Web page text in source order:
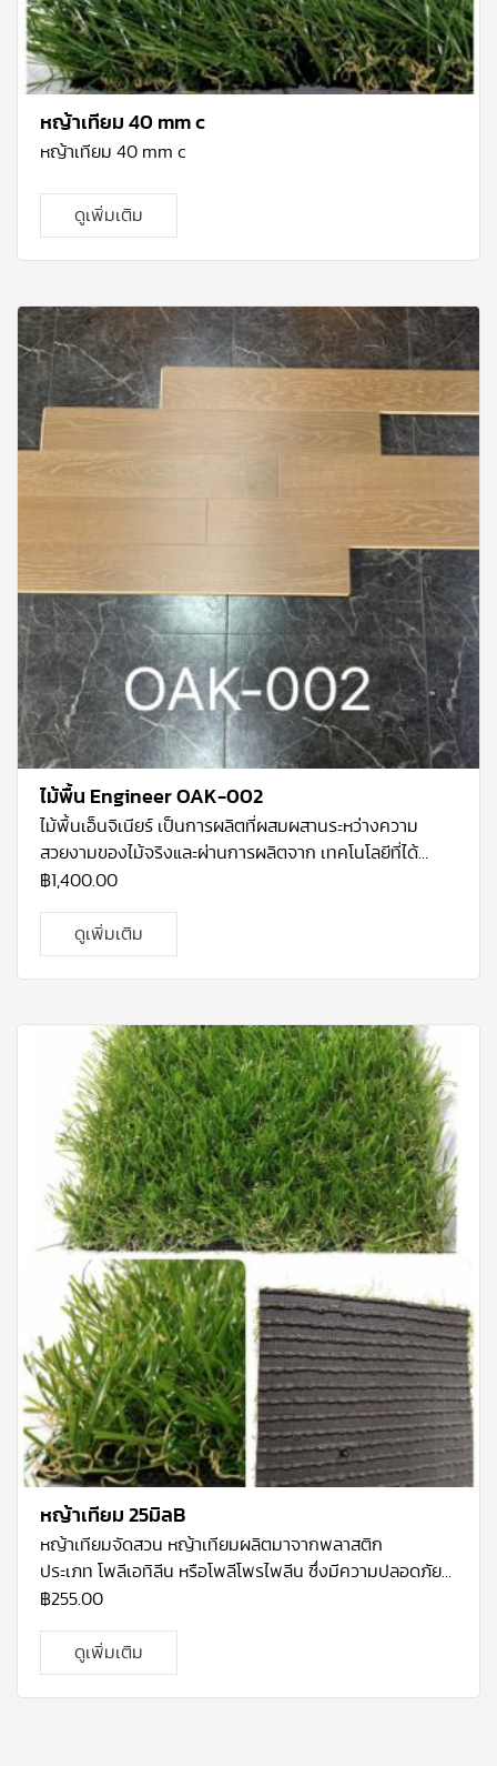
หญ้าเทียม 40 mm c
หญ้าเทียม 40 mm c
ดูเพิ่มเติม
ไม้พื้น Engineer OAK-002
ไม้พื้นเอ็นจิเนียร์ เป็นการผลิตที่ผสมผสานระหว่างความ
สวยงามของไม้จริงและผ่านการผลิตจาก เทคโนโลยีที่ได้
มาตรฐาน โคยไม้ที่ใช้จะเป็นไม้โอ้กแท้ ที่ปลูกมากในทวีป
ความละเอียด เป็นไม้ที่ทนต่อการ เปลี่ยนแปลงทางสภาพทาง
อาการและทนต่อการกัดแทะของแมลงได้ดี จึงเหมาะสม กับ
ปลวก ทำให้รับประกันได้ว่า ปลวก-มอด ไม่ ทำลายเนื้อไม้ 5 ปี
฿1,400.00
ดูเพิ่มเติม
หญ้าเทียม 25มิลB
หญ้าเทียมจัดสวน หญ้าเทียมผลิตมาจากพลาสติก
ประเภท โพลีเอทิลีน หรือโพลีโพรไพลีน ซึ่งมีความปลอดภัย
สูง ผสมสาร UV Stabilizer ทนแสงแดด และการใช้งาน
รอง (Backing) ซึ่งจะทำให้หญ้าติดกับแผ่นรองอย่างแน่น
สนิทและมีรูระบายน้ำอยู่ด้านหลัง ด้วยหญ้าเทียมคือนวัตกรรม
฿255.00
ดูเพิ่มเติม